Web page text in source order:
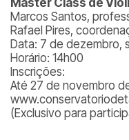
Master Class de
Marcos Santos,
Rafael Pires,
Data: 7 de dezembro,
Horário: 14h00
Inscrições:
Até 27 de novembro
(Exclusivo para